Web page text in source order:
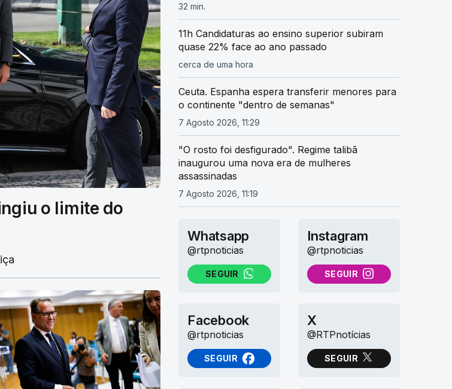
o limite do
32 min.
11h Candidaturas ao ensino superior subiram
quase 22% face ao ano passado
cerca de uma hora
Ceuta. Espanha espera transferir menores para
o continente "dentro de semanas"
7 Agosto 2026, 11:29
"O rosto foi desfigurado". Regime talibã
inaugurou uma nova era de mulheres
assassinadas
7 Agosto 2026, 11:19
Whatsapp
@rtpnoticias
SEGUIR
NO WHATSAPP
Instagram
@rtpnoticias
SEGUIR
NO INSTAGRAM
Facebook
@rtpnoticias
SEGUIR
NO FACEBOOK
X
@RTPnotícias
SEGUIR
NO X (TWITTER)